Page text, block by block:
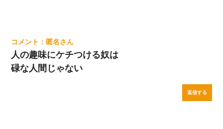
匿名
人の趣味にケチつける奴は
碌な人間じゃない
返信する